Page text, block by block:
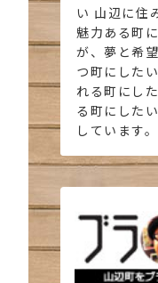
い 山辺に住
魅力ある町
が、夢と希
つ町にした
れる町にし
る町にした
しています。